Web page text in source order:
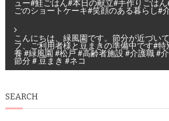
ー
シ
ョ
ュー#鮭ごはん#本日の献立#手作りごは
ごのショートケーキ#笑顔のある暮らし#
こんにちは、緑風園です。節分が近づい
フ、ご利用者様と豆まきの準備中です#
養 #緑風園 #松戸 #高齢者施設 #介護職 #
節分 # 豆まき #ネコ
SEARCH